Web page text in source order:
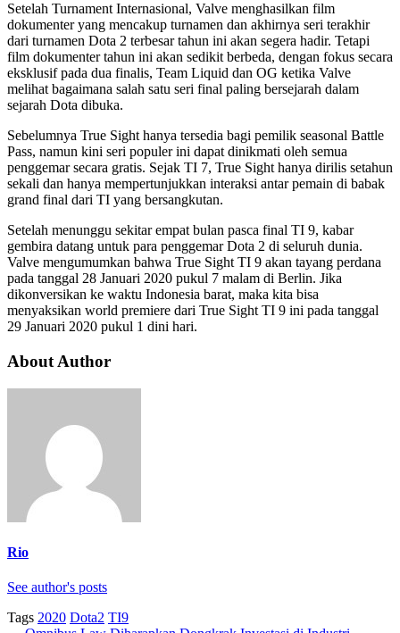
Setelah Turnament Internasional, Valve menghasilkan film
dokumenter yang mencakup turnamen dan akhirnya seri terakhir
dari turnamen Dota 2 terbesar tahun ini akan segera hadir. Tetapi
film dokumenter tahun ini akan sedikit berbeda, dengan fokus secara
eksklusif pada dua finalis, Team Liquid dan OG ketika Valve
melihat bagaimana salah satu seri final paling bersejarah dalam
sejarah Dota dibuka.
Sebelumnya True Sight hanya tersedia bagi pemilik seasonal Battle
Pass, namun kini seri populer ini dapat dinikmati oleh semua
penggemar secara gratis. Sejak TI 7, True Sight hanya dirilis setahun
sekali dan hanya mempertunjukkan interaksi antar pemain di babak
grand final dari TI yang bersangkutan.
Setelah menunggu sekitar empat bulan pasca final TI 9, kabar
gembira datang untuk para penggemar Dota 2 di seluruh dunia.
Valve mengumumkan bahwa True Sight TI 9 akan tayang perdana
pada tanggal 28 Januari 2020 pukul 7 malam di Berlin. Jika
dikonversikan ke waktu Indonesia barat, maka kita bisa
menyaksikan world premiere dari True Sight TI 9 ini pada tanggal
29 Januari 2020 pukul 1 dini hari.
About Author
Rio
See author's posts
Tags 2020 Dota2 TI9